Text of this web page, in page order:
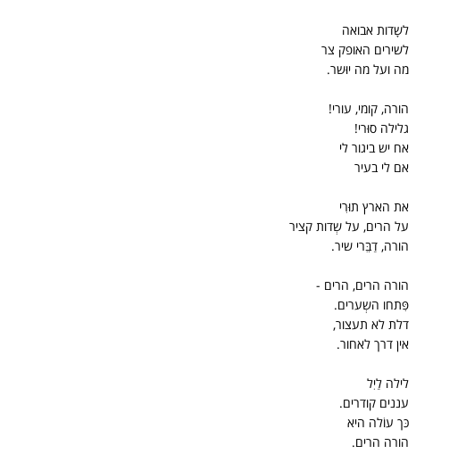
לשָדות אבואה
לשירים האופק צר
מה ועל מה יוּשר.
הורה, קומי, עורי!
גלילה סוּרי!
אח יש ביגור לי
אם לי בעיר
את הארץ תוּרִי
על הרים, על שְדות קציר
הורה, דַבֵּרי שיר.
הורה הרים, הרים -
פִּתחו השְערים.
דלת לא תעצור,
אין דרך לאחור.
לילה לַיִל
עננים קודרים.
כּך עוֹלה היא
הורה הרים.